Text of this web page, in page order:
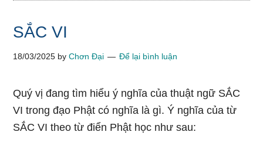
SẮC VI
18/03/2025 byChơn Đại Để lại bình luận
Quý vị đang tìm hiểu ý nghĩa của thuật ngữ SẮC
VI trong đạo Phật có nghĩa là gì. Ý nghĩa của từ
SẮC VI theo từ điển Phật học như sau: